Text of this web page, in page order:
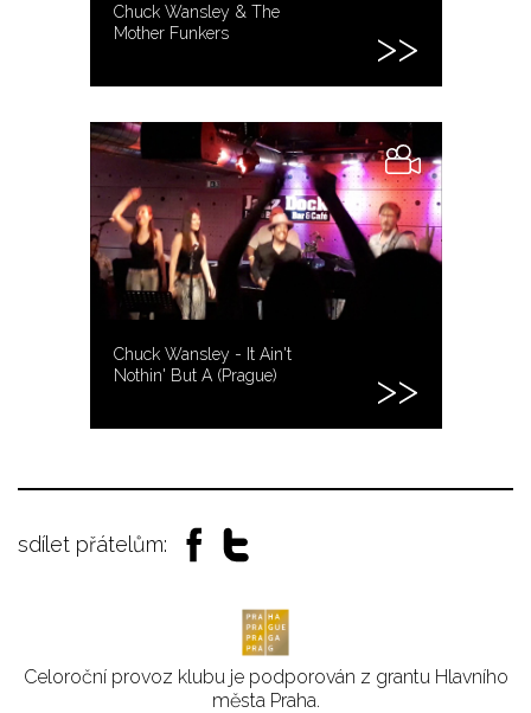
Chuck Wansley & The
Mother Funkers
Chuck Wansley - It Ain't
Nothin' But A (Prague)
sdílet přátelům:
Celoroční provoz klubu je podporován z grantu Hlavního
města Praha.